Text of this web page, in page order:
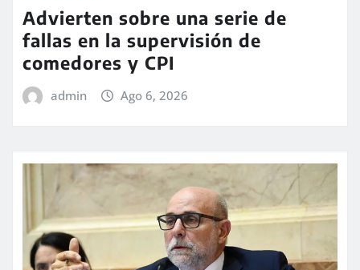
Advierten sobre una serie de
fallas en la supervisión de
comedores y CPI
admin Ago 6, 2026